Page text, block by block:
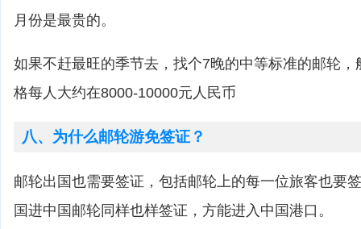
月份是最贵的。
如果不赶最旺的季节去，找个7晚的中等标准的邮轮
格每人大约在8000-10000元人民币
八、为什么邮轮游免签证？
邮轮出国也需要签证，包括邮轮上的每一位旅客也要
国进中国邮轮同样也样签证，方能进入中国港口。